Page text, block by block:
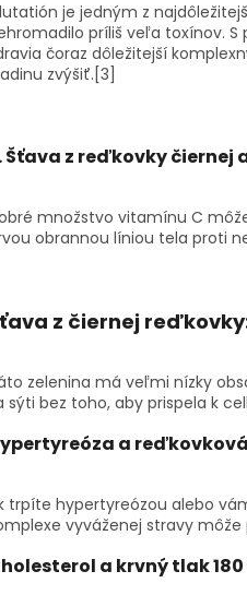
je jedným z
príliš veľa toxínov.
čoraz dôležitejší
zvýšiť.[3]
Šťava z reďkovky čiernej
množstvo vitamínu C
obrannou líniou tela proti
z čiernej
zelenina má veľmi nízky
sýti bez toho, aby prispela k
a
trpíte hypertyreózou alebo
vyváženej stravy
a krvný tlak